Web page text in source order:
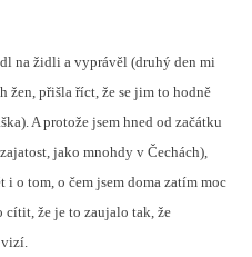
na židli a vyprávěl (druhý den mi
žen, přišla říct, že se jim to hodně
A protože jsem hned od začátku
jako mnohdy v Čechách),
o tom, o čem jsem doma zatím moc
že je to zaujalo tak, že
vizí.